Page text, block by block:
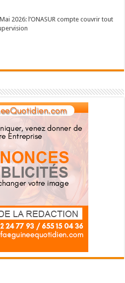
2026: l’ONASUR compte couvrir tout